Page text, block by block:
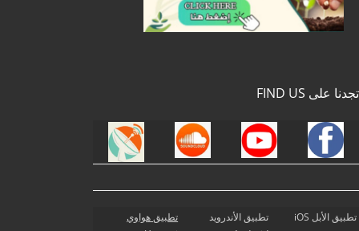
تجدنا على FIND US
تطبيق الأبل iOS
تطبيق الأندرويد
تطبيق هواوي